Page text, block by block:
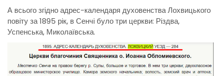
А всього згідно адрес-календаря духовенства Лохвицького
повіту за 1895 рік, в Сенчі було три церкви: Різдва,
Успенська, Миколаївська.